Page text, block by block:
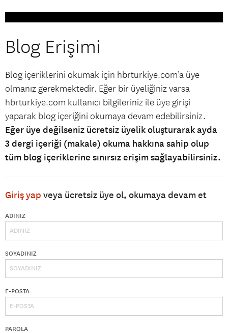
Blog Erişimi
Blog içeriklerini okumak için hbrturkiye.com’a üye
olmanız gerekmektedir. Eğer bir üyeliğiniz varsa
hbrturkiye.com kullanıcı bilgileriniz ile üye girişi
yaparak blog içeriğini okumaya devam edebilirsiniz.
Eğer üye değilseniz ücretsiz üyelik oluşturarak ayda
3 dergi içeriği (makale) okuma hakkına sahip olup
tüm blog içeriklerine sınırsız erişim sağlayabilirsiniz.
Giriş yap veya ücretsiz üye ol, okumaya devam et
ADINIZ
SOYADINIZ
E-POSTA
PAROLA